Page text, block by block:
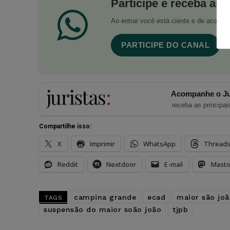
Participe e receba as
Ao entrar você está ciente e de acordo
PARTICIPE DO CANAL
Acompanhe o
receba as
Compartilhe isso:
X Imprimir WhatsApp Threads
Reddit Nextdoor E-mail
TAGS campina grande ecad maior são
suspensão do maior soão joão
tjpb